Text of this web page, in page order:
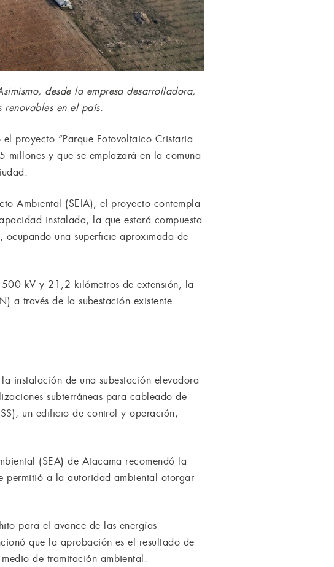
desde la empresa desarrolladora,
en el país.
proyecto “Parque Fotovoltaico Cristaria
millones y que se emplazará en la comuna
Ambiental (SEIA), el proyecto contempla
instalada, la que estará compuesta
ocupando una superficie aproximada de
500 kV y 21,2 kilómetros de extensión, la
a través de la subestación existente
instalación de una subestación elevadora
subterráneas para cableado de
un edificio de control y operación,
(SEA) de Atacama recomendó la
permitió a la autoridad ambiental otorgar
para el avance de las energías
que la aprobación es el resultado de
de tramitación ambiental.